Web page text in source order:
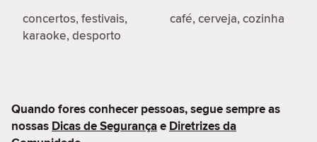
concertos, festivais,
karaoke, desporto
café, cerveja, cozinha
Quando fores conhecer pessoas, segue sempre as
nossas Dicas de Segurançae Diretrizes da